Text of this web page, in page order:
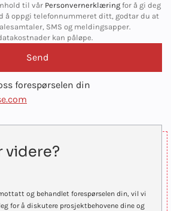
til vår Personvernerklæring for å gi deg
å oppgi telefonnummeret ditt, godtar du at
SMS og meldingsapper.
kan påløpe.
forespørselen din
videre?
og behandlet forespørselen din, vil vi
for å diskutere prosjektbehovene dine og